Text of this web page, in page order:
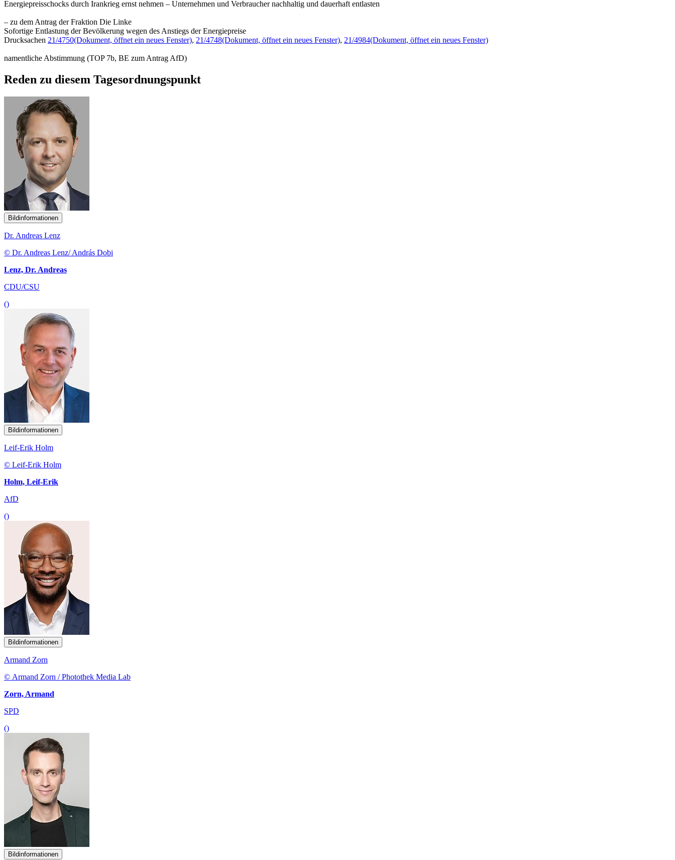
Energiepreisschocks durch Irankrieg ernst nehmen – Unternehmen und Verbraucher nachhaltig und dauerhaft entlasten
– zu dem Antrag der Fraktion Die Linke
Sofortige Entlastung der Bevölkerung wegen des Anstiegs der Energiepreise
Drucksachen 21/4750(Dokument, öffnet ein neues Fenster), 21/4748(Dokument, öffnet ein neues Fenster), 21/4984(Dokument, öffnet ein neues Fenster)
namentliche Abstimmung (TOP 7b, BE zum Antrag AfD)
Reden zu diesem Tagesordnungspunkt
Bildinformationen
Dr. Andreas Lenz
© Dr. Andreas Lenz/ András Dobi
Lenz, Dr. Andreas
CDU/CSU
()
Bildinformationen
Leif-Erik Holm
© Leif-Erik Holm
Holm, Leif-Erik
AfD
()
Bildinformationen
Armand Zorn
© Armand Zorn / Photothek Media Lab
Zorn, Armand
SPD
()
Bildinformationen